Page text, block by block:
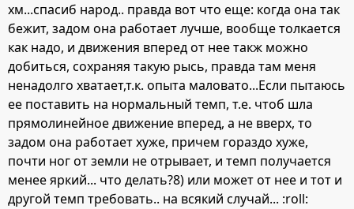
хм...спасиб народ.. правда вот что еще: когда она так
бежит, задом она работает лучше, вообще толкается
как надо, и движения вперед от нее такж можно
добиться, сохраняя такую рысь, правда там меня
ненадолго хватает,т.к. опыта маловато...Если пытаюсь
ее поставить на нормальный темп, т.е. чтоб шла
прямолинейное движение вперед, а не вверх, то
задом она работает хуже, причем гораздо хуже,
почти ног от земли не отрывает, и темп получается
менее яркий... что делать?8) или может от нее и тот и
другой темп требовать.. на всякий случай... :roll: